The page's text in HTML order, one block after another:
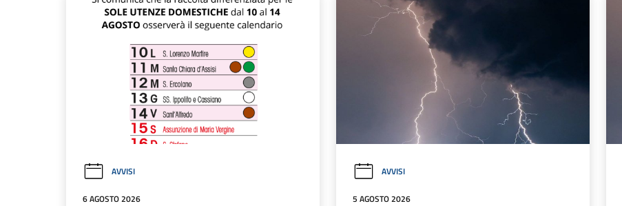
AVVISI
6 AGOSTO 2026
AVVISI
5 AGOSTO 2026